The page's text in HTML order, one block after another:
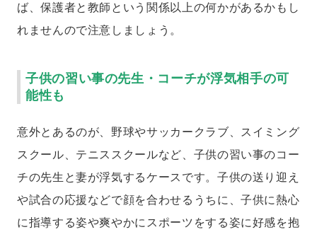
ば、保護者と教師という関係以上の何かがあるかもし
れませんので注意しましょう。
子供の習い事の先生・コーチが浮気相手の可
能性も
意外とあるのが、野球やサッカークラブ、スイミング
スクール、テニススクールなど、子供の習い事のコー
チの先生と妻が浮気するケースです。子供の送り迎え
や試合の応援などで顔を合わせるうちに、子供に熱心
に指導する姿や爽やかにスポーツをする姿に好感を抱